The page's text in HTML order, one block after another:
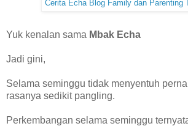
Cerita Echa Blog Family dan Parenting
Yuk kenalan sama Mbak Echa
Jadi gini,
Selama seminggu tidak menyentuh
rasanya sedikit pangling.
Perkembangan selama seminggu